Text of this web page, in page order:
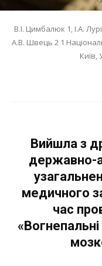
В.І. Цимбалюк 1, І.А.
А.В. Швець 2 1
Київ,
Вийшла з
державно-
медичного
час